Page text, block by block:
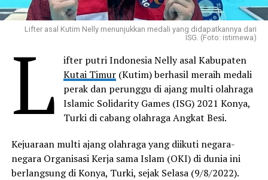
Lifter asal Kutim Nelly menunjukkan medali yang didapatkannya dari
ISG. (Foto: istimewa)
L
ifter putri Indonesia Nelly asal Kabupaten
Kutai Timur (Kutim) berhasil meraih medali
perak dan perunggu di ajang multi olahraga
Islamic Solidarity Games (ISG) 2021 Konya,
Turki di cabang olahraga Angkat Besi.
Kejuaraan multi ajang olahraga yang diikuti negara-
negara Organisasi Kerja sama Islam (OKI) di dunia ini
berlangsung di Konya, Turki, sejak Selasa (9/8/2022).